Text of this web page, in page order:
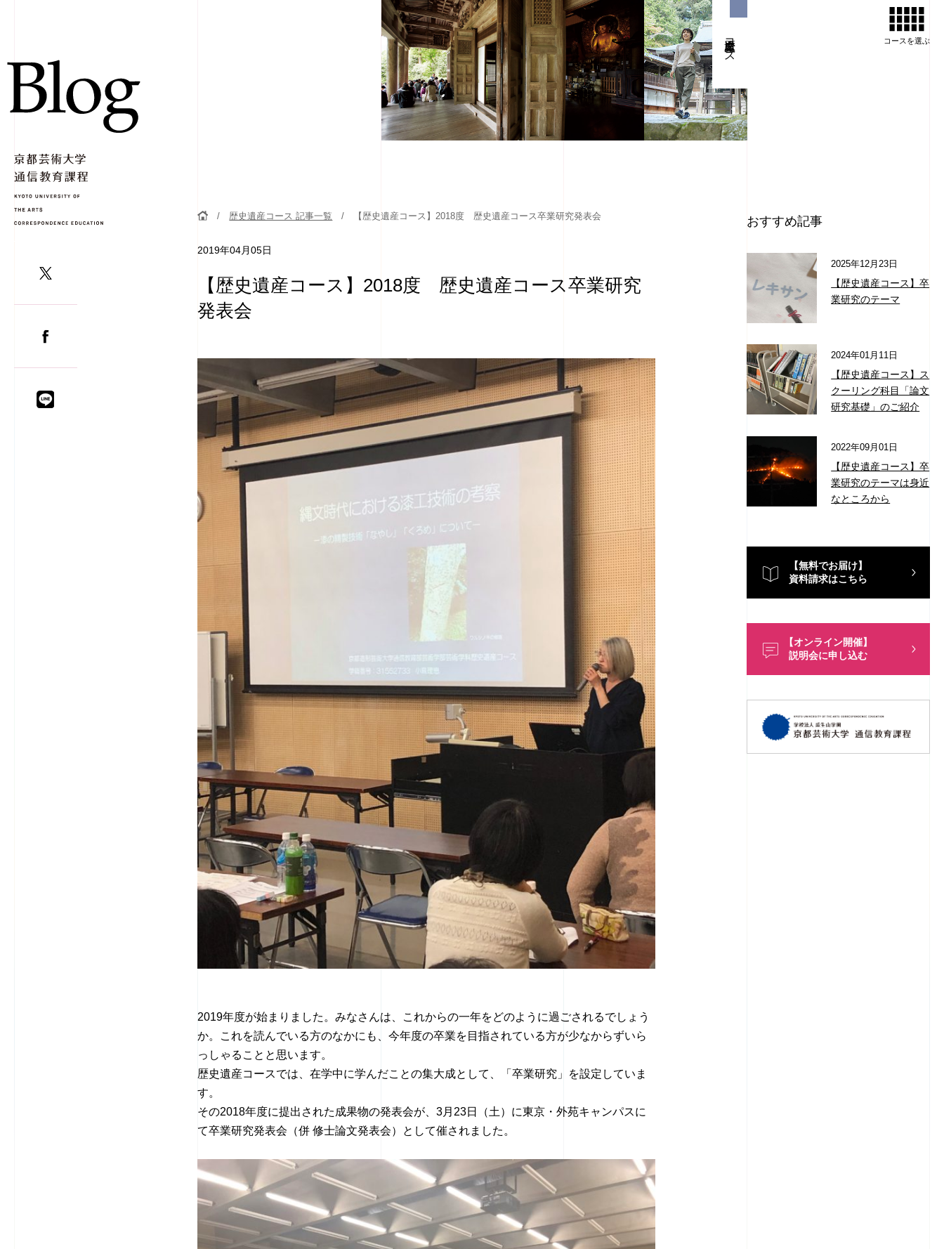
コースを選ぶ
歴史遺産コース
歴史遺産コース 記事一覧 【歴史遺産コース】2018度 歴史遺産コース卒業研究発表会
2019年04月05日
【歴史遺産コース】2018度 歴史遺産コース卒業研究
発表会
2019年度が始まりました。みなさんは、これからの一年をどのように過ごされるでしょう
か。これを読んでいる方のなかにも、今年度の卒業を目指されている方が少なからずいら
っしゃることと思います。
歴史遺産コースでは、在学中に学んだことの集大成として、「卒業研究」を設定していま
す。
その2018年度に提出された成果物の発表会が、3月23日（土）に東京・外苑キャンパスに
て卒業研究発表会（併 修士論文発表会）として催されました。
おすすめ記事
2025年12月23日
【歴史遺産コース】卒
業研究のテーマ
2024年01月11日
【歴史遺産コース】ス
クーリング科目「論文
研究基礎」のご紹介
2022年09月01日
【歴史遺産コース】卒
業研究のテーマは身近
なところから
【無料でお届け】
資料請求はこちら
【オンライン開催】
説明会に申し込む